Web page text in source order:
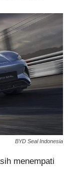
BYD Seal Indonesia
menempati